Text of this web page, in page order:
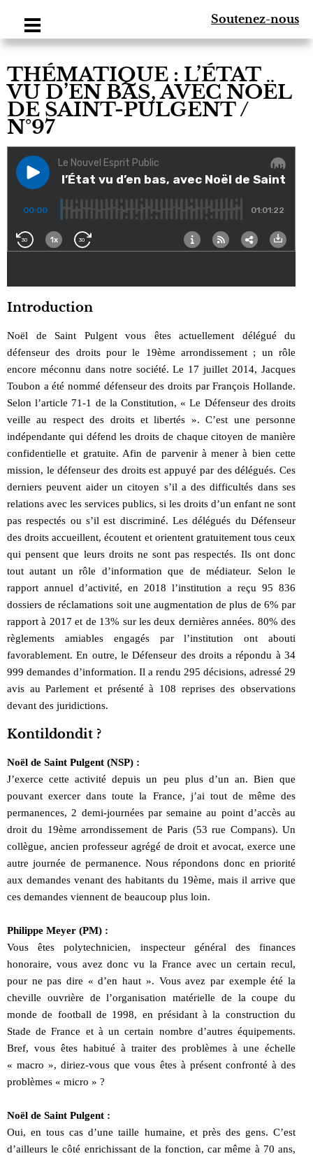
Soutenez-nous
THÉMATIQUE : L’ÉTAT
VU D’EN BAS, AVEC NOËL
DE SAINT-PULGENT /
N°97
Introduction
Noël de Saint Pulgent vous êtes actuellement délégué du
défenseur des droits pour le 19ème arrondissement ; un rôle
encore méconnu dans notre société. Le 17 juillet 2014, Jacques
Toubon a été nommé défenseur des droits par François Hollande.
Selon l’article 71-1 de la Constitution, « Le Défenseur des droits
veille au respect des droits et libertés ». C’est une personne
indépendante qui défend les droits de chaque citoyen de manière
confidentielle et gratuite. Afin de parvenir à mener à bien cette
mission, le défenseur des droits est appuyé par des délégués. Ces
derniers peuvent aider un citoyen s’il a des difficultés dans ses
relations avec les services publics, si les droits d’un enfant ne sont
pas respectés ou s’il est discriminé. Les délégués du Défenseur
des droits accueillent, écoutent et orientent gratuitement tous ceux
qui pensent que leurs droits ne sont pas respectés. Ils ont donc
tout autant un rôle d’information que de médiateur. Selon le
rapport annuel d’activité, en 2018 l’institution a reçu 95 836
dossiers de réclamations soit une augmentation de plus de 6% par
rapport à 2017 et de 13% sur les deux dernières années. 80% des
règlements amiables engagés par l’institution ont abouti
favorablement. En outre, le Défenseur des droits a répondu à 34
999 demandes d’information. Il a rendu 295 décisions, adressé 29
avis au Parlement et présenté à 108 reprises des observations
devant des juridictions.
Kontildondit ?
Noël de Saint Pulgent (NSP) :
J’exerce cette activité depuis un peu plus d’un an. Bien que
pouvant exercer dans toute la France, j’ai tout de même des
permanences, 2 demi-journées par semaine au point d’accès au
droit du 19ème arrondissement de Paris (53 rue Compans). Un
collègue, ancien professeur agrégé de droit et avocat, exerce une
autre journée de permanence. Nous répondons donc en priorité
aux demandes venant des habitants du 19ème, mais il arrive que
ces demandes viennent de beaucoup plus loin.
Philippe Meyer (PM) :
Vous êtes polytechnicien, inspecteur général des finances
honoraire, vous avez donc vu la France avec un certain recul,
pour ne pas dire « d’en haut ». Vous avez par exemple été la
cheville ouvrière de l’organisation matérielle de la coupe du
monde de football de 1998, en présidant à la construction du
Stade de France et à un certain nombre d’autres équipements.
Bref, vous êtes habitué à traiter des problèmes à une échelle
« macro », diriez-vous que vous êtes à présent confronté à des
problèmes « micro » ?
Noël de Saint Pulgent :
Oui, en tous cas d’une taille humaine, et près des gens. C’est
d’ailleurs le côté enrichissant de la fonction, car même à 70 ans,